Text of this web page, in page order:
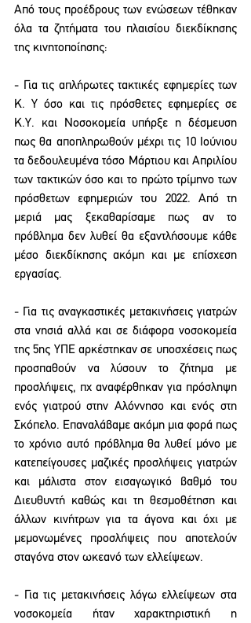
Από τους προέδρους των ενώσεων τέθηκαν
όλα τα ζητήματα του πλαισίου διεκδίκησης
της κινητοποίησης:
- Για τις απλήρωτες τακτικές εφημερίες των
Κ. Υ όσο και τις πρόσθετες εφημερίες σε
Κ.Υ. και Νοσοκομεία υπήρξε η δέσμευση
πως θα αποπληρωθούν μέχρι τις 10 Ιούνιου
τα δεδουλευμένα τόσο Μάρτιου και Απριλίου
των τακτικών όσο και το πρώτο τρίμηνο των
πρόσθετων εφημεριών του 2022. Από τη
μεριά μας ξεκαθαρίσαμε πως αν το
πρόβλημα δεν λυθεί θα εξαντλήσουμε κάθε
μέσο διεκδίκησης ακόμη και με επίσχεση
εργασίας.
- Για τις αναγκαστικές μετακινήσεις γιατρών
στα νησιά αλλά και σε διάφορα νοσοκομεία
της 5ης ΥΠΕ αρκέστηκαν σε υποσχέσεις πως
προσπαθούν να λύσουν το ζήτημα με
προσλήψεις, πχ αναφέρθηκαν για πρόσληψη
ενός γιατρού στην Αλόννησο και ενός στη
Σκόπελο. Επαναλάβαμε ακόμη μια φορά πως
το χρόνιο αυτό πρόβλημα θα λυθεί μόνο με
κατεπείγουσες μαζικές προσλήψεις γιατρών
και μάλιστα στον εισαγωγικό βαθμό του
Διευθυντή καθώς και τη θεσμοθέτηση και
άλλων κινήτρων για τα άγονα και όχι με
μεμονωμένες προσλήψεις που αποτελούν
σταγόνα στον ωκεανό των ελλείψεων.
- Για τις μετακινήσεις λόγω ελλείψεων στα
νοσοκομεία ήταν χαρακτηριστική η